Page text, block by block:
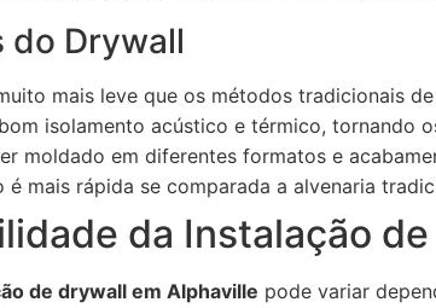
do Drywall
mais leve que os métodos tradicionais
isolamento acústico e térmico, tornando
moldado em diferentes formatos e
é mais rápida se comparada a alvenaria
da Instalação
de drywall em Alphaville pode variar